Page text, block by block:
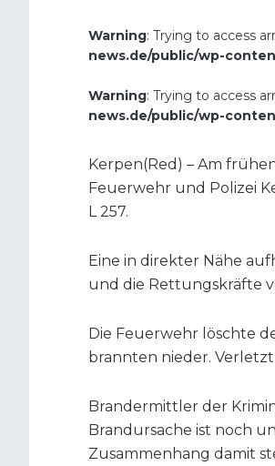
Warning: Trying to access
news.de/public/wp-
Warning: Trying to access
news.de/public/wp-
Kerpen(Red) – Am
Feuerwehr und Polizei
L 257.
Eine in direkter Nähe
und die Rettungskräfte
Die Feuerwehr löschte
brannten nieder.
Brandermittler der
Brandursache ist noch
Zusammenhang damit